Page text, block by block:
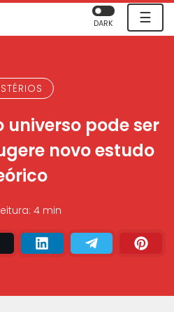
☰
DARK
universo pode ser
novo estudo
4 min